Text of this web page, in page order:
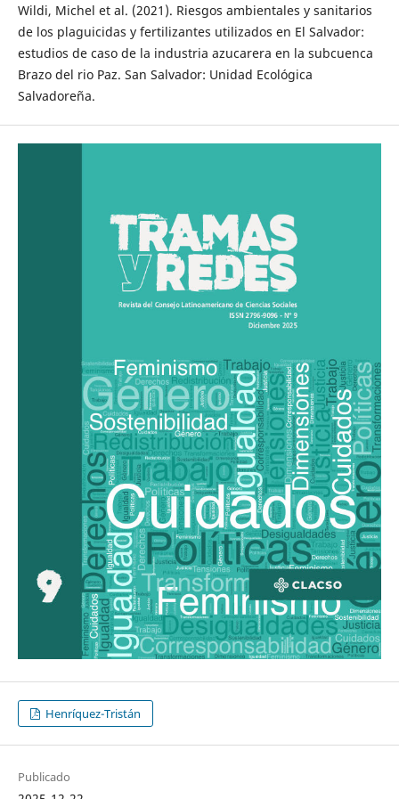
Wildi, Michel et al. (2021). Riesgos ambientales y sanitarios
de los plaguicidas y fertilizantes utilizados en El Salvador:
estudios de caso de la industria azucarera en la subcuenca
Brazo del rio Paz. San Salvador: Unidad Ecológica
Salvadoreña.
Henríquez-Tristán
Publicado